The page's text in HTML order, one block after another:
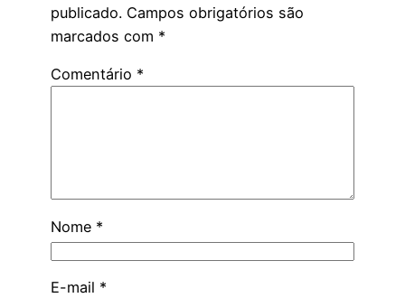
publicado. Campos obrigatórios são
marcados com *
Comentário *
Nome *
E-mail *